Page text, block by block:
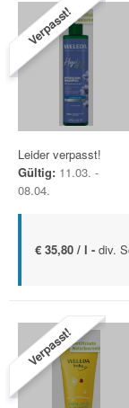
Verpasst!
Leider verpasst!
Gültig: 11.03. -
08.04.
€ 35,80 / l - div.
Verpasst!